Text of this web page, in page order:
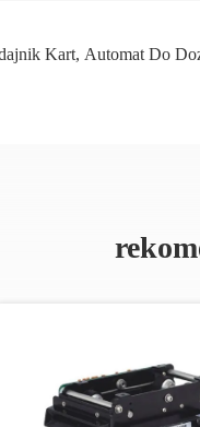
Kart, Automat Do